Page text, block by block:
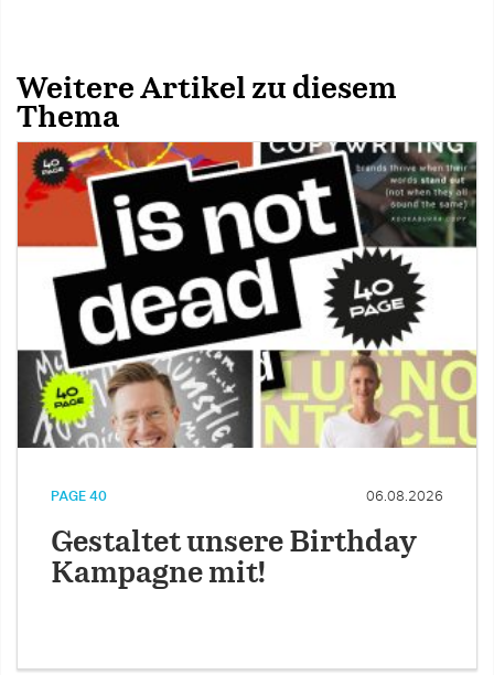
Weitere Artikel zu diesem
Thema
PAGE 40 06.08.2026
Gestaltet unsere Birthday
Kampagne mit!